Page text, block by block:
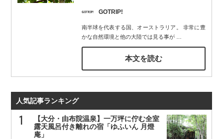
GOTRIP!
南半球を代表する国、オーストラリア。 非常に豊
かな自然環境と他の大陸では見る事が…
本文を読む
人気記事ランキング
【大分・由布院温泉】一万坪に佇む全室
露天風呂付き離れの宿「ゆふいん 月燈
庵」